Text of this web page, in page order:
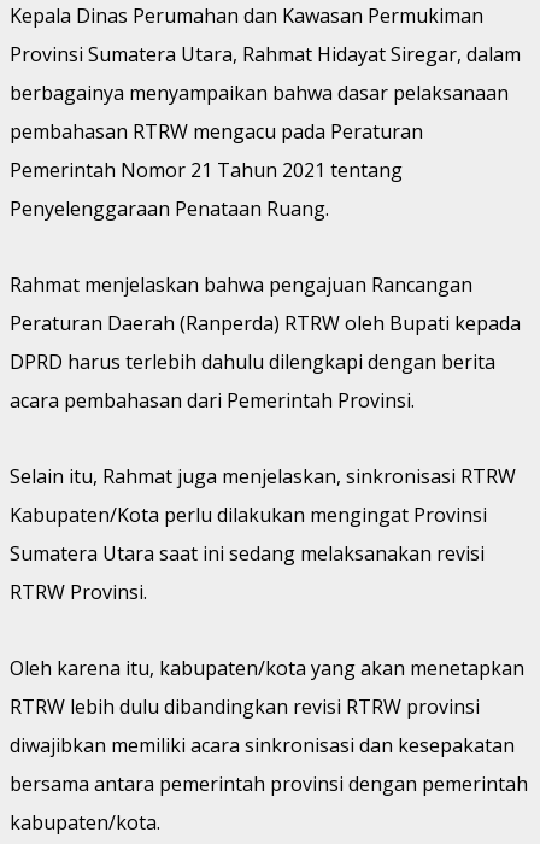
Kepala Dinas Perumahan dan Kawasan Permukiman
Provinsi Sumatera Utara, Rahmat Hidayat Siregar, dalam
berbagainya menyampaikan bahwa dasar pelaksanaan
pembahasan RTRW mengacu pada Peraturan
Pemerintah Nomor 21 Tahun 2021 tentang
Penyelenggaraan Penataan Ruang.
Rahmat menjelaskan bahwa pengajuan Rancangan
Peraturan Daerah (Ranperda) RTRW oleh Bupati kepada
DPRD harus terlebih dahulu dilengkapi dengan berita
acara pembahasan dari Pemerintah Provinsi.
Selain itu, Rahmat juga menjelaskan, sinkronisasi RTRW
Kabupaten/Kota perlu dilakukan mengingat Provinsi
Sumatera Utara saat ini sedang melaksanakan revisi
RTRW Provinsi.
Oleh karena itu, kabupaten/kota yang akan menetapkan
RTRW lebih dulu dibandingkan revisi RTRW provinsi
diwajibkan memiliki acara sinkronisasi dan kesepakatan
bersama antara pemerintah provinsi dengan pemerintah
kabupaten/kota.